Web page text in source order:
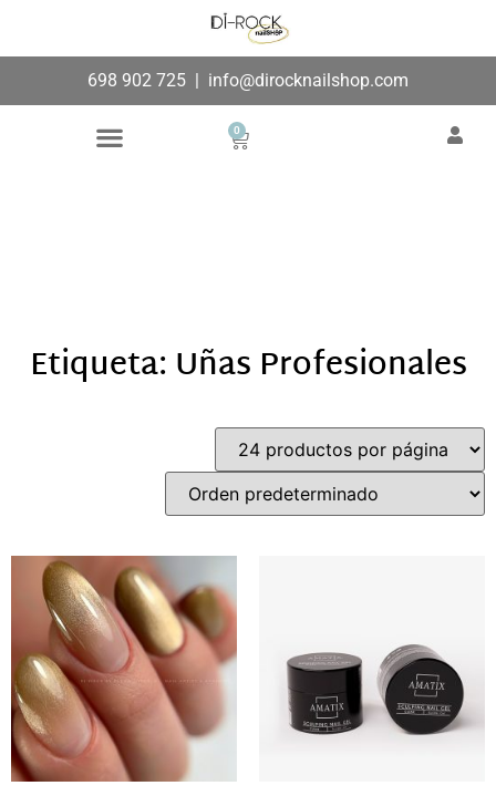
698 902 725 | info@dirocknailshop.com
0
Etiqueta: Uñas Profesionales